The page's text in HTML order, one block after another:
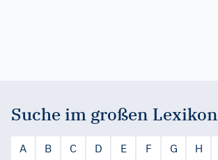
Suche im großen Lexikon
A B C D E F G H